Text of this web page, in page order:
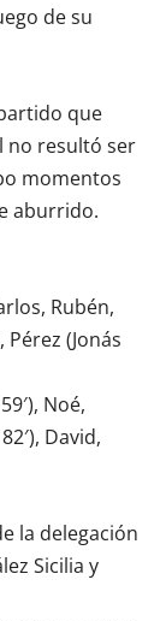
de su
que
no resultó ser
momentos
aburrido.
Rubén,
(Jonás
Noé,
David,
la delegación
Sicilia y